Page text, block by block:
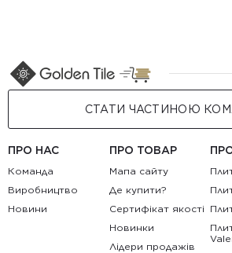
СТАТИ ЧАСТИНОЮ
ПРО НАС
Команда
Виробництво
Новини
ПРО ТОВАР
Мапа сайту
Де купити?
Сертифікат якості
Новинки
Лідери продажів